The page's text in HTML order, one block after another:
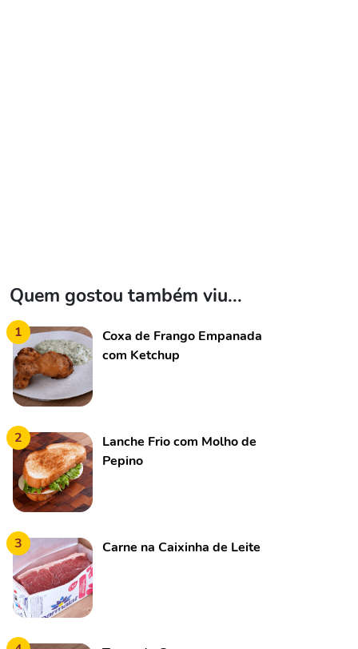
Quem gostou também viu...
1
Coxa de Frango Empanada
com Ketchup
2
Lanche Frio com Molho de
Pepino
3 Carne na Caixinha de Leite